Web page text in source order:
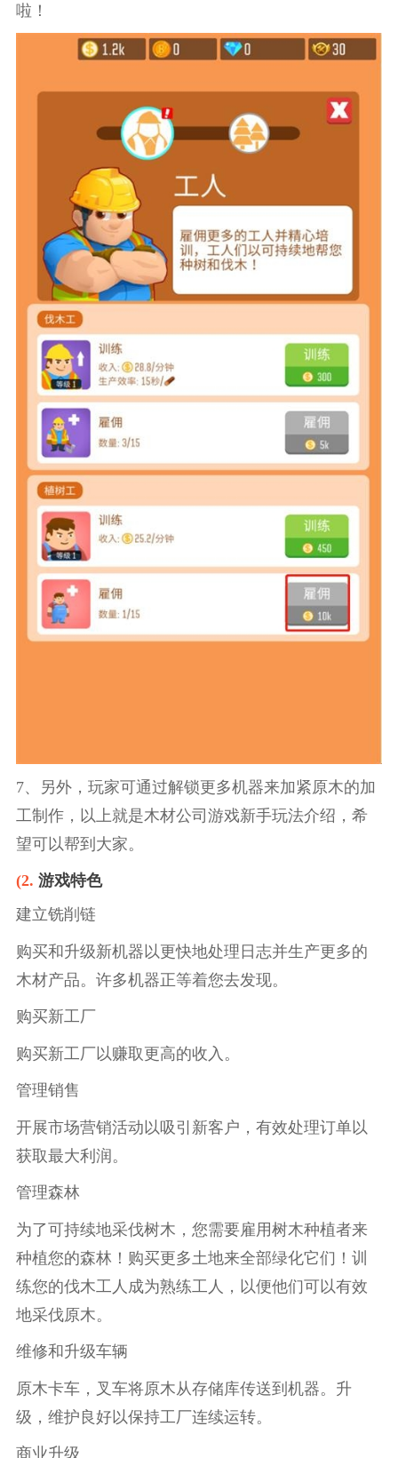
啦！
7、另外，玩家可通过解锁更多机器来加紧原木的加
工制作，以上就是木材公司游戏新手玩法介绍，希
望可以帮到大家。
(2. 游戏特色
建立铣削链
购买和升级新机器以更快地处理日志并生产更多的
木材产品。许多机器正等着您去发现。
购买新工厂
购买新工厂以赚取更高的收入。
管理销售
开展市场营销活动以吸引新客户，有效处理订单以
获取最大利润。
管理森林
为了可持续地采伐树木，您需要雇用树木种植者来
种植您的森林！购买更多土地来全部绿化它们！训
练您的伐木工人成为熟练工人，以便他们可以有效
地采伐原木。
维修和升级车辆
原木卡车，叉车将原木从存储库传送到机器。升
级，维护良好以保持工厂连续运转。
商业升级